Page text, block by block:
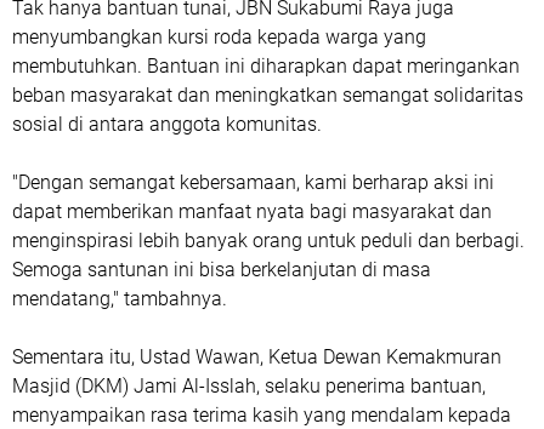
Tak hanya bantuan tunai, JBN Sukabumi Raya juga
menyumbangkan kursi roda kepada warga yang
membutuhkan. Bantuan ini diharapkan dapat meringankan
beban masyarakat dan meningkatkan semangat solidaritas
sosial di antara anggota komunitas.
"Dengan semangat kebersamaan, kami berharap aksi ini
dapat memberikan manfaat nyata bagi masyarakat dan
menginspirasi lebih banyak orang untuk peduli dan berbagi.
Semoga santunan ini bisa berkelanjutan di masa
mendatang," tambahnya.
Sementara itu, Ustad Wawan, Ketua Dewan Kemakmuran
Masjid (DKM) Jami Al-Isslah, selaku penerima bantuan,
menyampaikan rasa terima kasih yang mendalam kepada